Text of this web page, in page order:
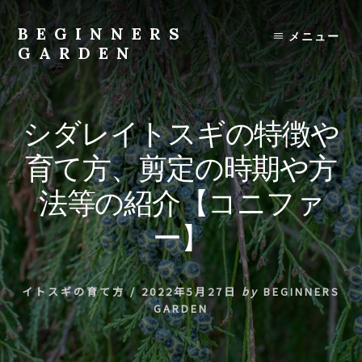
Skip
to
content
BEGINNERS
GARDEN
植
物
の
種
類
や
育
て
方
の
紹
介
を
行
い
メニュー
シダレイトスギの特徴や
育て方、剪定の時期や方
法等の紹介【コニファ
ー】
イトスギの育て方/ 2022年5月27日 by BEGINNERS
GARDEN